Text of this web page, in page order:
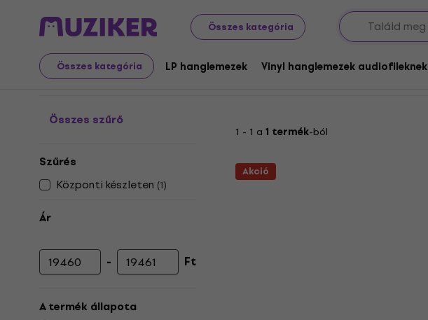
Összes kategória
Összes kategória LP hanglemezek Vinyl hanglemezek audiofileknek
Nagylemezek és CD-k Tartozékok bakelitlemezekhez Tesztnyilvántartások
Tesztnyilvántartások
Összes szűrő
Szűrés
Központi készleten (1)
Ár
Minimális ár
- Maximális árFt
A termék állapota
1 - 1 a 1 termék-ból
Akció